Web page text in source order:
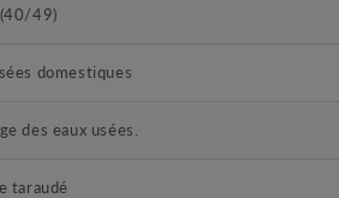
49)
domestiques
des eaux usées.
taraudé